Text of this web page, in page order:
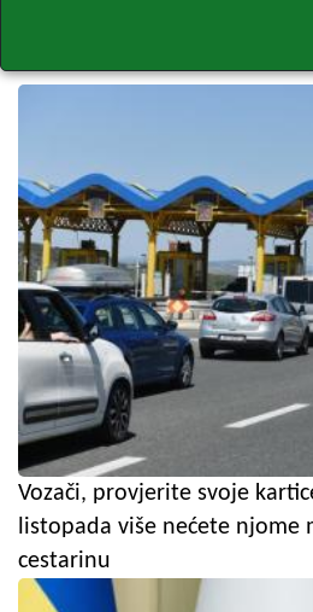
Vozači, provjerite svoje
listopada više nećete njome
cestarinu